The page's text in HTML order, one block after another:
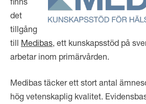
det
tillgång
till Medibas , ett kunskapsstöd på
arbetar inom primärvården.
Medibas täcker ett stort antal
hög vetenskaplig kvalitet.